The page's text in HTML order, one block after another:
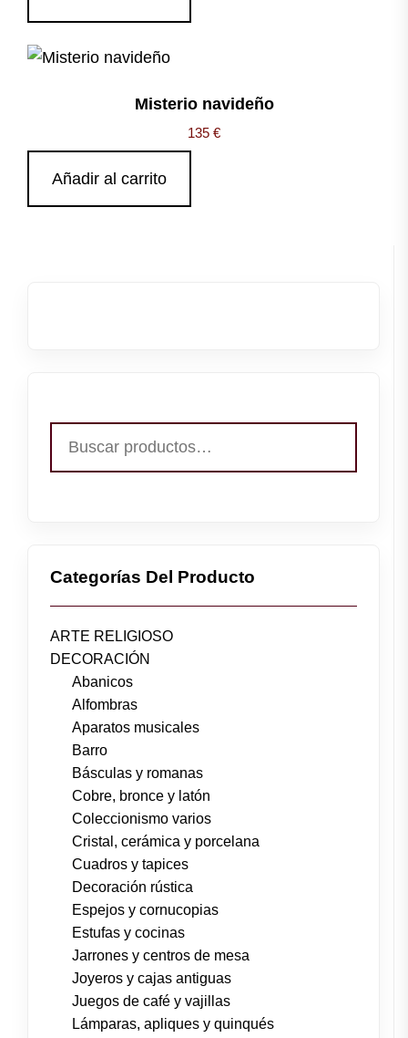
Misterio navideño
135 €
Añadir al carrito
por:
Categorías Del Producto
ARTE RELIGIOSO
DECORACIÓN
Abanicos
Alfombras
Aparatos musicales
Barro
Básculas y romanas
Cobre, bronce y latón
Coleccionismo varios
Cristal, cerámica y porcelana
Cuadros y tapices
Decoración rústica
Espejos y cornucopias
Estufas y cocinas
Jarrones y centros de mesa
Joyeros y cajas antiguas
Juegos de café y vajillas
Lámparas, apliques y quinqués